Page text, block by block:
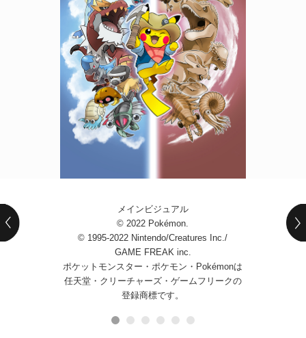
POLICY COMPANY
メインビジュアル
© 2022 Pokémon.
© 1995-2022 Nintendo/Creatures Inc./
GAME FREAK inc.
ポケットモンスター・ポケモン・Pokémonは
任天堂・クリーチャーズ・ゲームフリークの
登録商標です。